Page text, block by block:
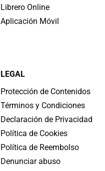
Librero Online
Aplicación Móvil
LEGAL
Protección de Contenidos
Términos y Condiciones
Declaración de Privacidad
Política de Cookies
Política de Reembolso
Denunciar abuso